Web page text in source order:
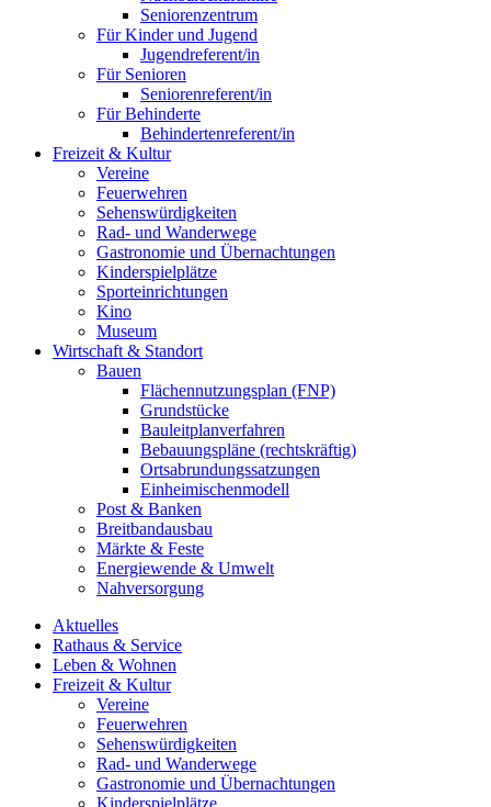
Seniorenzentrum
Für Kinder und Jugend
Jugendreferent/in
Für Senioren
Seniorenreferent/in
Für Behinderte
Behindertenreferent/in
Freizeit & Kultur
Vereine
Feuerwehren
Sehenswürdigkeiten
Rad- und Wanderwege
Gastronomie und Übernachtungen
Kinderspielplätze
Sporteinrichtungen
Kino
Museum
Wirtschaft & Standort
Bauen
Flächennutzungsplan (FNP)
Grundstücke
Bauleitplanverfahren
Bebauungspläne (rechtskräftig)
Ortsabrundungssatzungen
Einheimischenmodell
Post & Banken
Breitbandausbau
Märkte & Feste
Energiewende & Umwelt
Nahversorgung
Aktuelles
Rathaus & Service
Leben & Wohnen
Freizeit & Kultur
Vereine
Feuerwehren
Sehenswürdigkeiten
Rad- und Wanderwege
Gastronomie und Übernachtungen
Kinderspielplätze